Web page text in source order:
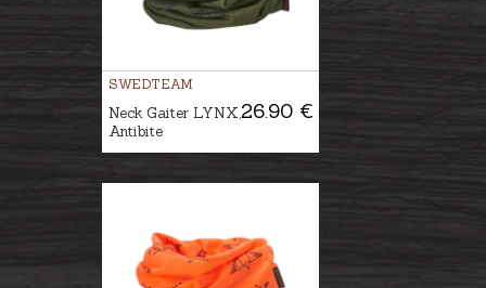
SWEDTEAM
26.90 €
Neck Gaiter LYNX,
Antibite